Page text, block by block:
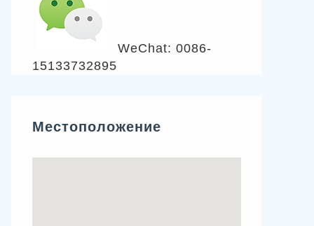
WeChat: 0086-
15133732895
Местоположение